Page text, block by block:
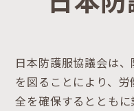
日本防護服協議会は
を図ることにより、
全を確保するととも